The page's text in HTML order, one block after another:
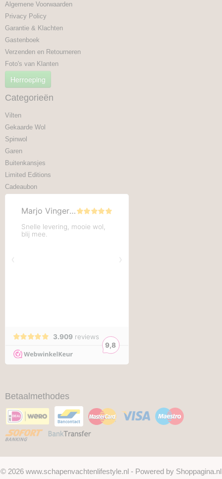
Algemene Voorwaarden
Privacy Policy
Garantie & Klachten
Gastenboek
Verzenden en Retourneren
Foto's van Klanten
Herroeping
Categorieën
Vilten
Gekaarde Wol
Spinwol
Garen
Buitenkansjes
Limited Editions
Cadeaubon
Betaalmethodes
© 2026 www.schapenvachtenlifestyle.nl - Powered by Shoppagina.nl